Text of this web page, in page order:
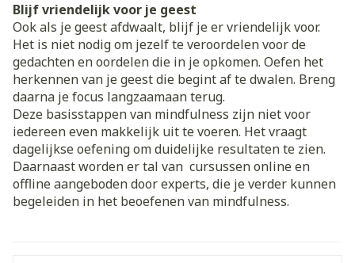
Blijf vriendelijk voor je geest
Ook als je geest afdwaalt, blijf je er vriendelijk voor.
Het is niet nodig om jezelf te veroordelen voor de
gedachten en oordelen die in je opkomen. Oefen het
herkennen van je geest die begint af te dwalen. Breng
daarna je focus langzaamaan terug.
Deze basisstappen van mindfulness zijn niet voor
iedereen even makkelijk uit te voeren. Het vraagt
dagelijkse oefening om duidelijke resultaten te zien.
Daarnaast worden er tal van cursussen online en
offline aangeboden door experts, die je verder kunnen
begeleiden in het beoefenen van mindfulness.